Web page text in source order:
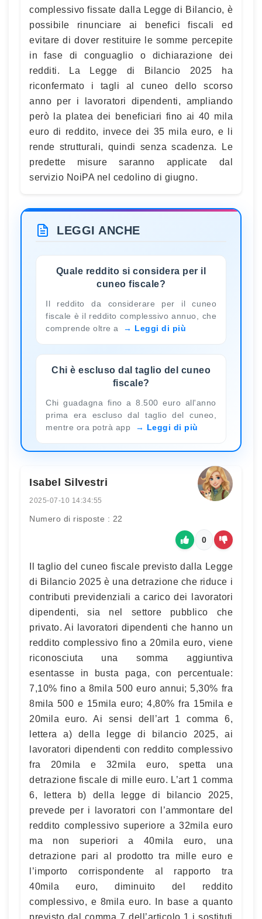
complessivo fissate dalla Legge di Bilancio, è
possibile rinunciare ai benefici fiscali ed
evitare di dover restituire le somme percepite
in fase di conguaglio o dichiarazione dei
redditi. La Legge di Bilancio 2025 ha
riconfermato i tagli al cuneo dello scorso
anno per i lavoratori dipendenti, ampliando
però la platea dei beneficiari fino ai 40 mila
euro di reddito, invece dei 35 mila euro, e li
rende strutturali, quindi senza scadenza. Le
predette misure saranno applicate dal
servizio NoiPA nel cedolino di giugno.
LEGGI ANCHE
Quale reddito si considera per il
cuneo fiscale?
Il reddito da considerare per il cuneo
fiscale è il reddito complessivo annuo, che
comprende oltre a
Leggi di più
Chi è escluso dal taglio del cuneo
fiscale?
Chi guadagna fino a 8.500 euro all'anno
prima era escluso dal taglio del cuneo,
mentre ora potrà app
Leggi di più
Isabel Silvestri
2025-07-10 14:34:55
Numero di risposte : 22
0
Il taglio del cuneo fiscale previsto dalla Legge
di Bilancio 2025 è una detrazione che riduce i
contributi previdenziali a carico dei lavoratori
dipendenti, sia nel settore pubblico che
privato. Ai lavoratori dipendenti che hanno un
reddito complessivo fino a 20mila euro, viene
riconosciuta una somma aggiuntiva
esentasse in busta paga, con percentuale:
7,10% fino a 8mila 500 euro annui; 5,30% fra
8mila 500 e 15mila euro; 4,80% fra 15mila e
20mila euro. Ai sensi dell’art 1 comma 6,
lettera a) della legge di bilancio 2025, ai
lavoratori dipendenti con reddito complessivo
fra 20mila e 32mila euro, spetta una
detrazione fiscale di mille euro. L’art 1 comma
6, lettera b) della legge di bilancio 2025,
prevede per i lavoratori con l’ammontare del
reddito complessivo superiore a 32mila euro
ma non superiori a 40mila euro, una
detrazione pari al prodotto tra mille euro e
l’importo corrispondente al rapporto tra
40mila euro, diminuito del reddito
complessivo, e 8mila euro. In base a quanto
previsto dal comma 7 dell’articolo 1 i sostituti